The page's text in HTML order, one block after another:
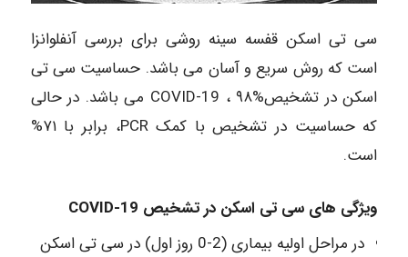
سی ‌تی اسکن قفسه سینه روشی برای بررسی آنفلوانزا
است که روش سریع و آسان می‎ باشد. حساسیت سی تی
اسکن در تشخیصCOVID-19 ، ۹۸% می ‎باشد. در حالی
که حساسیت در تشخیص با کمک PCR، برابر با ۷۱%
است.
ویژگی‎ های سی تی اسکن در تشخیص COVID-19
در مراحل اولیه بیماری (2-0 روز اول) در سی تی اسکن